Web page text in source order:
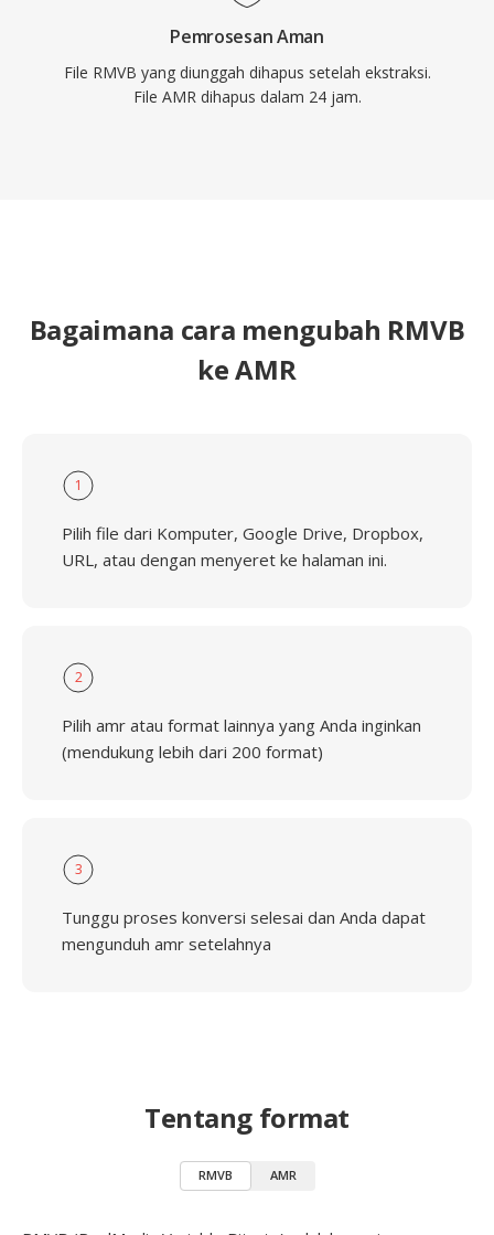
Pemrosesan Aman
File RMVB yang diunggah dihapus setelah ekstraksi.
File AMR dihapus dalam 24 jam.
Bagaimana cara mengubah RMVB
ke AMR
1
Pilih file dari Komputer, Google Drive, Dropbox,
URL, atau dengan menyeret ke halaman ini.
2
Pilih amr atau format lainnya yang Anda inginkan
(mendukung lebih dari 200 format)
3
Tunggu proses konversi selesai dan Anda dapat
mengunduh amr setelahnya
Tentang format
RMVB AMR